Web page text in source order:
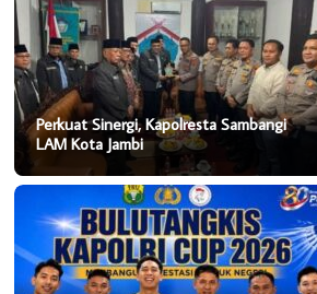
Perkuat Sinergi, Kapolresta Sambangi
LAM Kota Jambi